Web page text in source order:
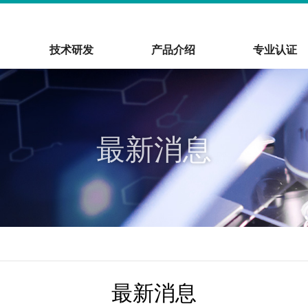
技术研发 产品介绍 专业认证
最新消息
最新消息